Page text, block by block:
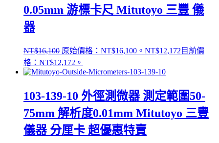
0.05mm 游標卡尺 Mitutoyo 三豐 儀
器
NT$16,100 原始價格：NT$16,100。 NT$12,172 目前價
格：NT$12,172。
103-139-10 外徑測微器 測定範圍50-
75mm 解析度0.01mm Mitutoyo 三豐
儀器 分厘卡 超優惠特賣